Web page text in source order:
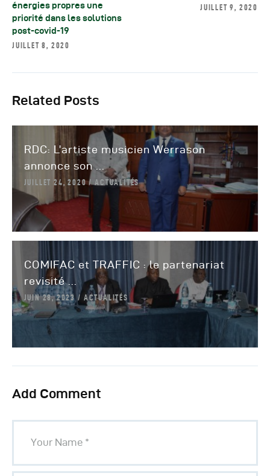
énergies propres une
priorité dans les solutions
post-covid-19
JUILLET 8, 2020
JUILLET 9, 2020
Related Posts
RDC: L’artiste musicien Werrason
annonce son ...
JUILLET 24, 2020 ACTUALITÉS
COMIFAC et TRAFFIC : le partenariat
revisité ...
JUIN 28, 2023 ACTUALITÉS
Add Comment